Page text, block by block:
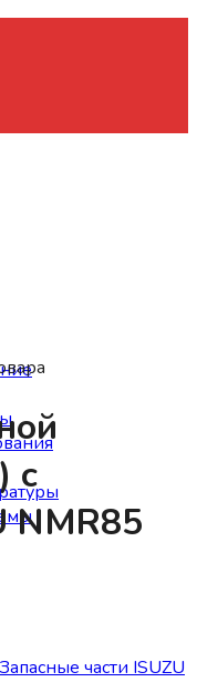
с
NMR85
Запасные части ISUZU